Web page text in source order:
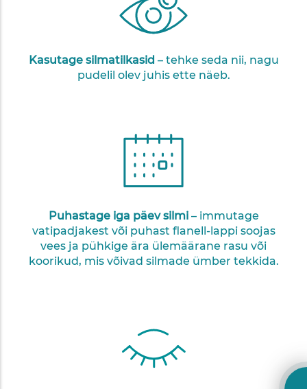
Kasutage silmatilkasid – tehke seda nii, nagu
pudelil olev juhis ette näeb.
Puhastage iga päev silmi– immutage
vatipadjakest või puhast flanell-lappi soojas
vees ja pühkige ära ülemäärane rasu või
koorikud, mis võivad silmade ümber tekkida.